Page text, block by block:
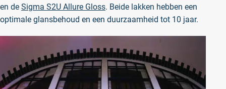
en de Sigma S2U Allure Gloss. Beide lakken hebben een
optimale glansbehoud en een duurzaamheid tot 10 jaar.